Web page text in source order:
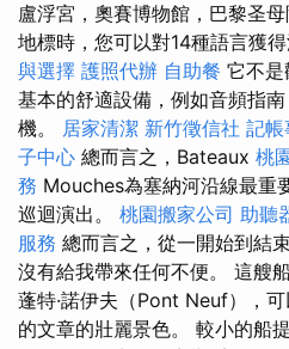
盧浮宮，奧賽博物館，巴黎圣
地標時，您可以對14種語言獲
與選擇 護照代辦 自助餐 它不是
基本的舒適設備，例如音頻指
機。 居家清潔 新竹徵信社 記帳
子中心 總而言之，Bateaux 桃
務 Mouches為塞納河沿線最重
巡迴演出。 桃園搬家公司 助聽
服務 總而言之，從一開始到結
沒有給我帶來任何不便。 這艘
蓬特·諾伊夫（Pont Neuf），
的文章的壯麗景色。 較小的船